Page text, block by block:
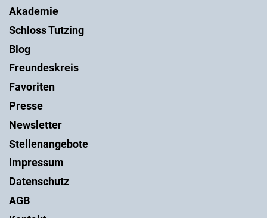
Akademie
Schloss Tutzing
Blog
Freundeskreis
Favoriten
Presse
Newsletter
Stellenangebote
Impressum
Datenschutz
AGB